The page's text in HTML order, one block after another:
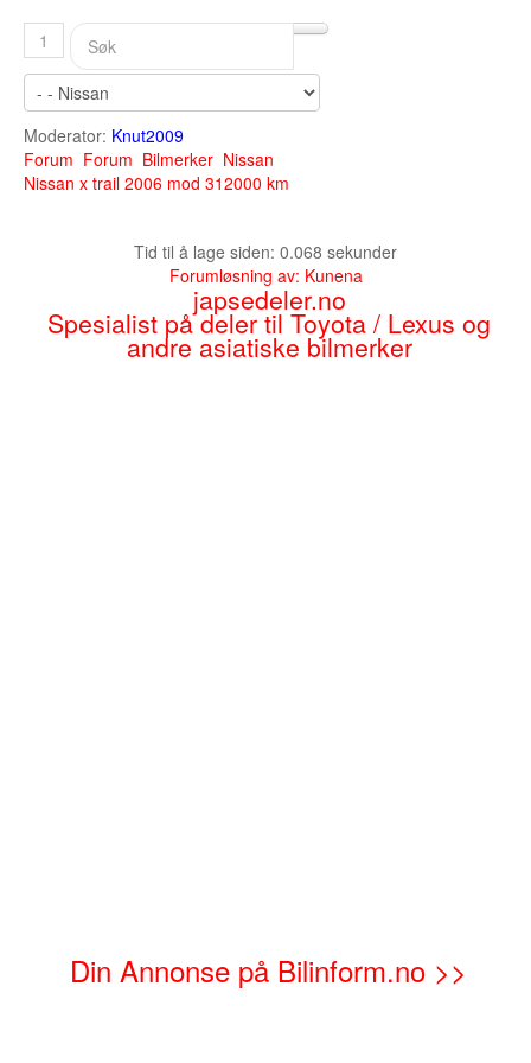
1
Moderator: Knut2009
Forum Forum Bilmerker Nissan
Nissan x trail 2006 mod 312000 km
Tid til å lage siden: 0.068 sekunder
Forumløsning av: Kunena
japsedeler.no
Spesialist på deler til Toyota / Lexus og
andre asiatiske bilmerker
Din Annonse på Bilinform.no >>